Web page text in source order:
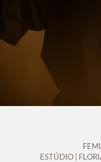
ESTÚDIO |